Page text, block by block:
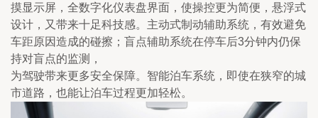
摸显示屏，全数字化仪表盘界面，使操控更为简便，悬浮式
设计，又带来十足科技感。主动式制动辅助系统，有效避免
车距原因造成的碰擦；盲点辅助系统在停车后3分钟内仍保
持对盲点的监测，
为驾驶带来更多安全保障。智能泊车系统，即使在狭窄的城
市道路，也能让泊车过程更加轻松。